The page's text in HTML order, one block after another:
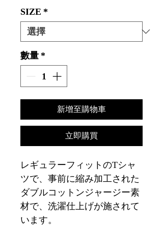
SIZE *
數量 *
新增至購物車
立即購買
レギュラーフィットのTシャ
ツで、事前に縮み加工された
ダブルコットンジャージー素
材で、洗濯仕上げが施されて
います。